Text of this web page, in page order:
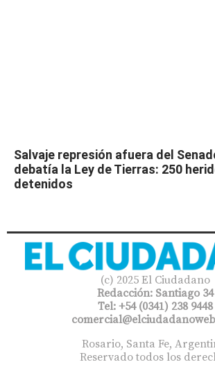
Salvaje represión afuera del
debatía la Ley de Tierras: 250
detenidos
(c) 2025 El Ciudadano
Redacción: Santiago 34
Tel: +54 (0341) 238 9448
Rosario, Santa Fe,
Reservado todos los